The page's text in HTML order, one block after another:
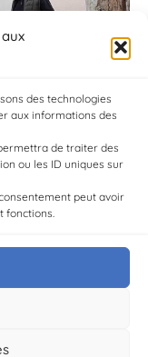
des technologies
aux informations des
de traiter des
ou les ID uniques sur
peut avoir
fonctions.
droits réservés.